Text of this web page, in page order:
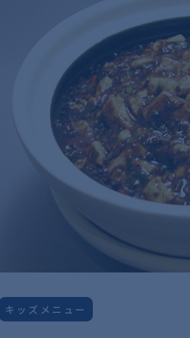
キッズメニュー